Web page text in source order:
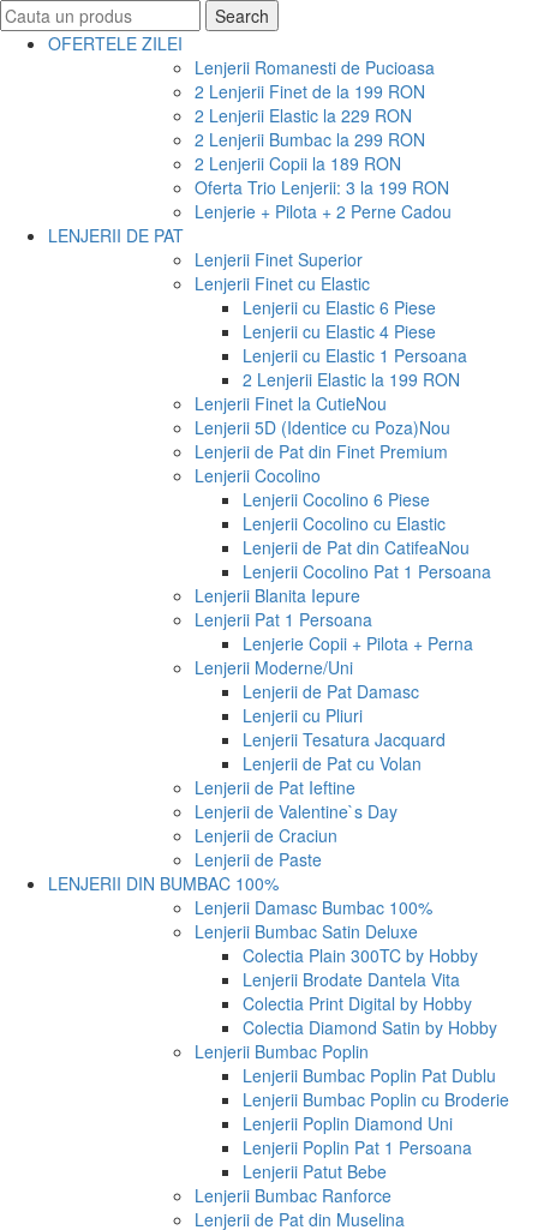
Search
for:
Search
OFERTELE ZILEI
Lenjerii Romanesti de Pucioasa
2 Lenjerii Finet de la 199 RON
2 Lenjerii Elastic la 229 RON
2 Lenjerii Bumbac la 299 RON
2 Lenjerii Copii la 189 RON
Oferta Trio Lenjerii: 3 la 199 RON
Lenjerie + Pilota + 2 Perne Cadou
LENJERII DE PAT
Lenjerii Finet Superior
Lenjerii Finet cu Elastic
Lenjerii cu Elastic 6 Piese
Lenjerii cu Elastic 4 Piese
Lenjerii cu Elastic 1 Persoana
2 Lenjerii Elastic la 199 RON
Lenjerii Finet la CutieNou
Lenjerii 5D (Identice cu Poza)Nou
Lenjerii de Pat din Finet Premium
Lenjerii Cocolino
Lenjerii Cocolino 6 Piese
Lenjerii Cocolino cu Elastic
Lenjerii de Pat din CatifeaNou
Lenjerii Cocolino Pat 1 Persoana
Lenjerii Blanita Iepure
Lenjerii Pat 1 Persoana
Lenjerie Copii + Pilota + Perna
Lenjerii Moderne/Uni
Lenjerii de Pat Damasc
Lenjerii cu Pliuri
Lenjerii Tesatura Jacquard
Lenjerii de Pat cu Volan
Lenjerii de Pat Ieftine
Lenjerii de Valentine`s Day
Lenjerii de Craciun
Lenjerii de Paste
LENJERII DIN BUMBAC 100%
Lenjerii Damasc Bumbac 100%
Lenjerii Bumbac Satin Deluxe
Colectia Plain 300TC by Hobby
Lenjerii Brodate Dantela Vita
Colectia Print Digital by Hobby
Colectia Diamond Satin by Hobby
Lenjerii Bumbac Poplin
Lenjerii Bumbac Poplin Pat Dublu
Lenjerii Bumbac Poplin cu Broderie
Lenjerii Poplin Diamond Uni
Lenjerii Poplin Pat 1 Persoana
Lenjerii Patut Bebe
Lenjerii Bumbac Ranforce
Lenjerii de Pat din Muselina